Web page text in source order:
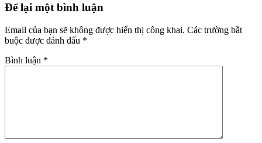
Để lại một bình luận
Email của bạn sẽ không được hiển thị công khai. Các trường bắt
buộc được đánh dấu *
Bình luận *